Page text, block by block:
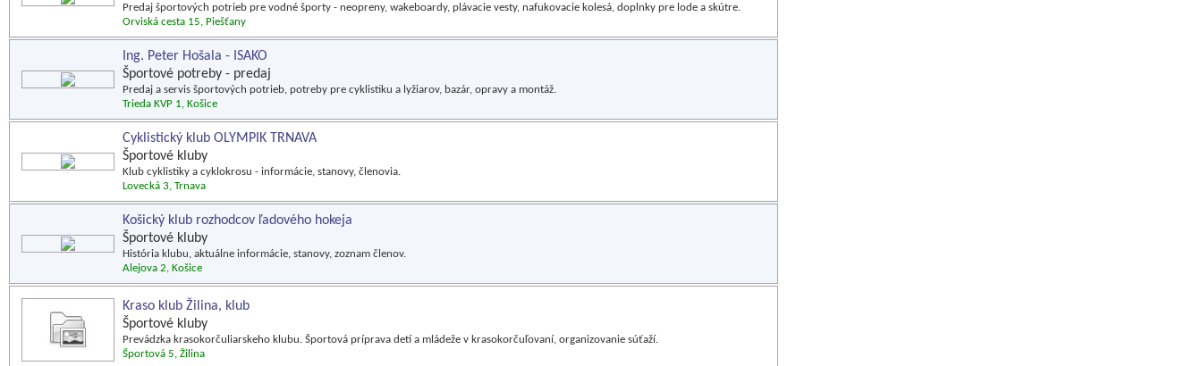
Predaj športových potrieb pre vodné športy - neopreny, wakeboardy, plávacie vesty, nafukovacie kolesá, doplnky pre lode a skútre.
Orviská cesta 15, Piešťany
Ing. Peter Hošala - ISAKO
Športové potreby - predaj
Predaj a servis športových potrieb, potreby pre cyklistiku a lyžiarov, bazár, opravy a montáž.
Trieda KVP 1, Košice
Cyklistický klub OLYMPIK TRNAVA
Športové kluby
Klub cyklistiky a cyklokrosu - informácie, stanovy, členovia.
Lovecká 3, Trnava
Košický klub rozhodcov ľadového hokeja
Športové kluby
História klubu, aktuálne informácie, stanovy, zoznam členov.
Alejova 2, Košice
Kraso klub Žilina, klub
Športové kluby
Prevádzka krasokorčuliarskeho klubu. Športová príprava detí a mládeže v krasokorčuľovaní, organizovanie súťaží.
Športová 5, Žilina